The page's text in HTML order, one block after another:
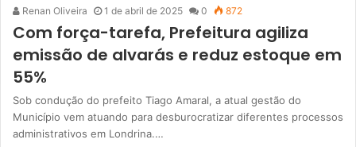
Renan Oliveira 1 de abril de 2025 0 872
Com força-tarefa, Prefeitura agiliza
emissão de alvarás e reduz estoque em
55%
Sob condução do prefeito Tiago Amaral, a atual gestão do
Município vem atuando para desburocratizar diferentes processos
administrativos em Londrina.…